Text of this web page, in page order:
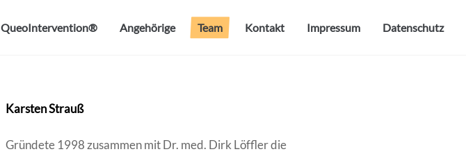
QueoIntervention® Angehörige Team Kontakt Impressum Datenschutz
Karsten Strauß
Gründete 1998 zusammen mit Dr. med. Dirk Löffler die